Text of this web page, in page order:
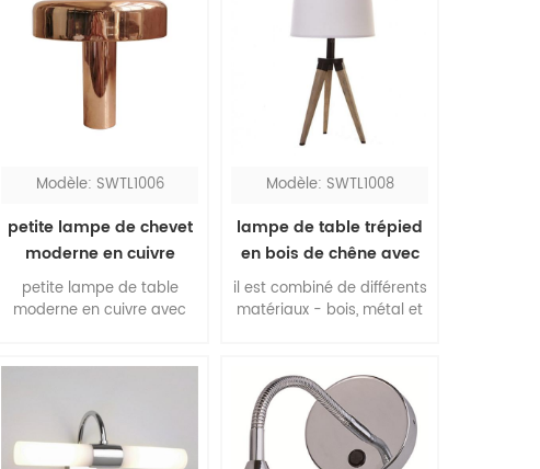
Modèle: SWTL1006
petite lampe de chevet
moderne en cuivre
petite lampe de table
moderne en cuivre avec
design tendance. le fleuron
en bois de noyer embellit
Modèle: SWTL1008
lampe de table trépied
en bois de chêne avec
abat-jour gris
il est combiné de différents
matériaux - bois, métal et
bureau pour la chambre à
coucher. le bois est
disponible dans de
nombreuses finitions, en